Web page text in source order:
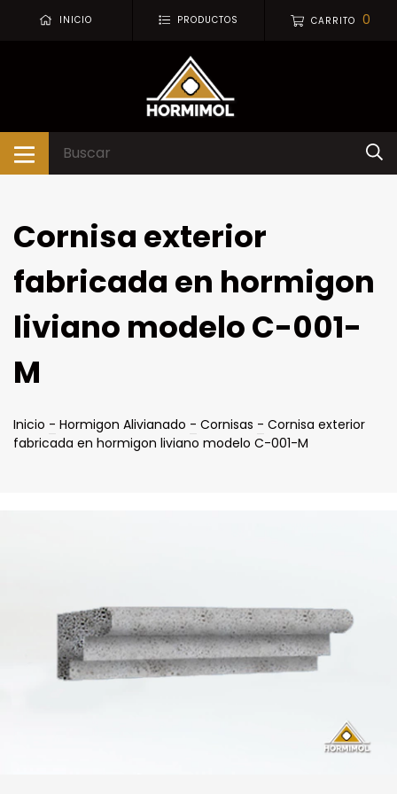
INICIO PRODUCTOS CARRITO 0
Cornisa exterior
fabricada en hormigon
liviano modelo C-001-
M
Inicio - Hormigon Alivianado - Cornisas - Cornisa exterior
fabricada en hormigon liviano modelo C-001-M